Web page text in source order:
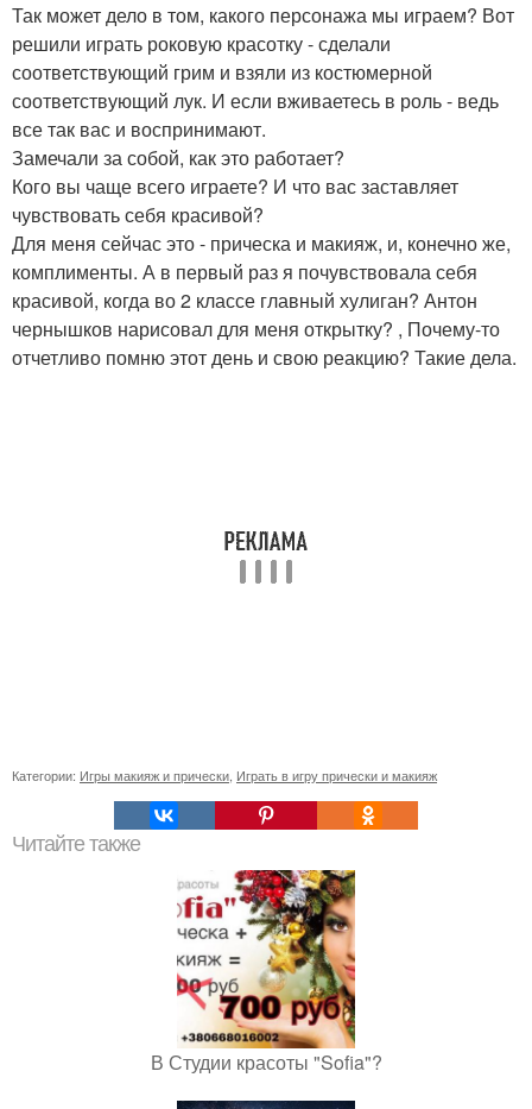
Так может дело в том, какого персонажа мы играем? Вот
решили играть роковую красотку - сделали
соответствующий грим и взяли из костюмерной
соответствующий лук. И если вживаетесь в роль - ведь
все так вас и воспринимают.
Замечали за собой, как это работает?
Кого вы чаще всего играете? И что вас заставляет
чувствовать себя красивой?
Для меня сейчас это - прическа и макияж, и, конечно же,
комплименты. А в первый раз я почувствовала себя
красивой, когда во 2 классе главный хулиган? Антон
чернышков нарисовал для меня открытку? , Почему-то
отчетливо помню этот день и свою реакцию? Такие дела.
Категории: Игры макияж и прически Играть в игру прически и макияж
Читайте также
В Студии красоты "Sofia"?